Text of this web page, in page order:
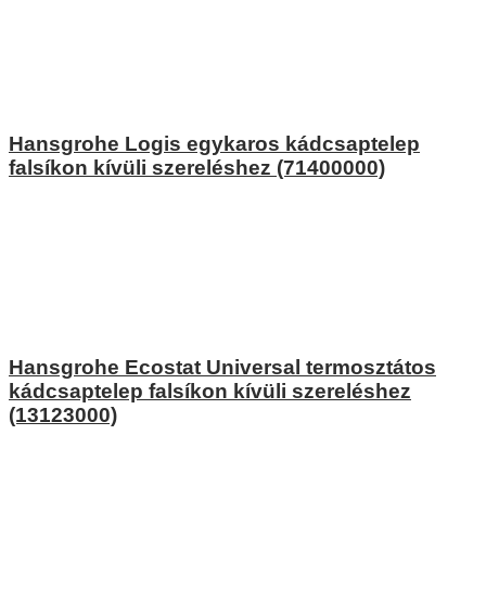
Hansgrohe Logis egykaros kádcsaptelep
falsíkon kívüli szereléshez (71400000)
Hansgrohe Ecostat Universal termosztátos
kádcsaptelep falsíkon kívüli szereléshez
(13123000)